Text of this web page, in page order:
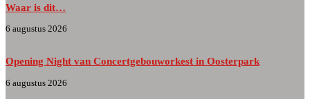
Waar is dit…
6 augustus 2026
Opening Night van Concertgebouworkest in Oosterpark
6 augustus 2026